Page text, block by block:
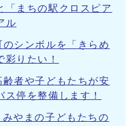
「まちの駅クロスピア
ル
シンボルを「きらめ
りたい！
者や子どもたちが安
停を整備します！
やまの子どもたちの